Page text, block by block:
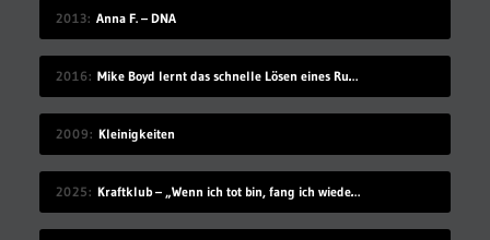
2013 Anna F. – DNA
2016 Mike Boyd lernt das schnelle Lösen eines Rubik’s Cube
2009 Kleinigkeiten
2025 Kraftklub – „Wenn ich tot bin, fang ich wieder an“